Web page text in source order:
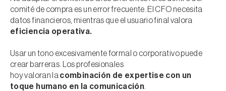
comité de compra es un error frecuente. El CFO necesita
datos financieros, mientras que el usuario final valora
eficiencia operativa.
Usar un tono excesivamente formal o corporativo puede
crear barreras. Los profesionales
hoy valoran la combinación de expertise con un
toque humano en la comunicación